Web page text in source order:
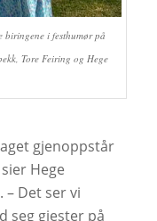
biringene i festhumør på
Tore Feiring og Hege
gjenoppstår
Hege
Det ser vi
seg gjester på